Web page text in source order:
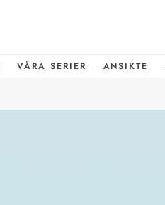
VÅRA SERIER ANSIKTE